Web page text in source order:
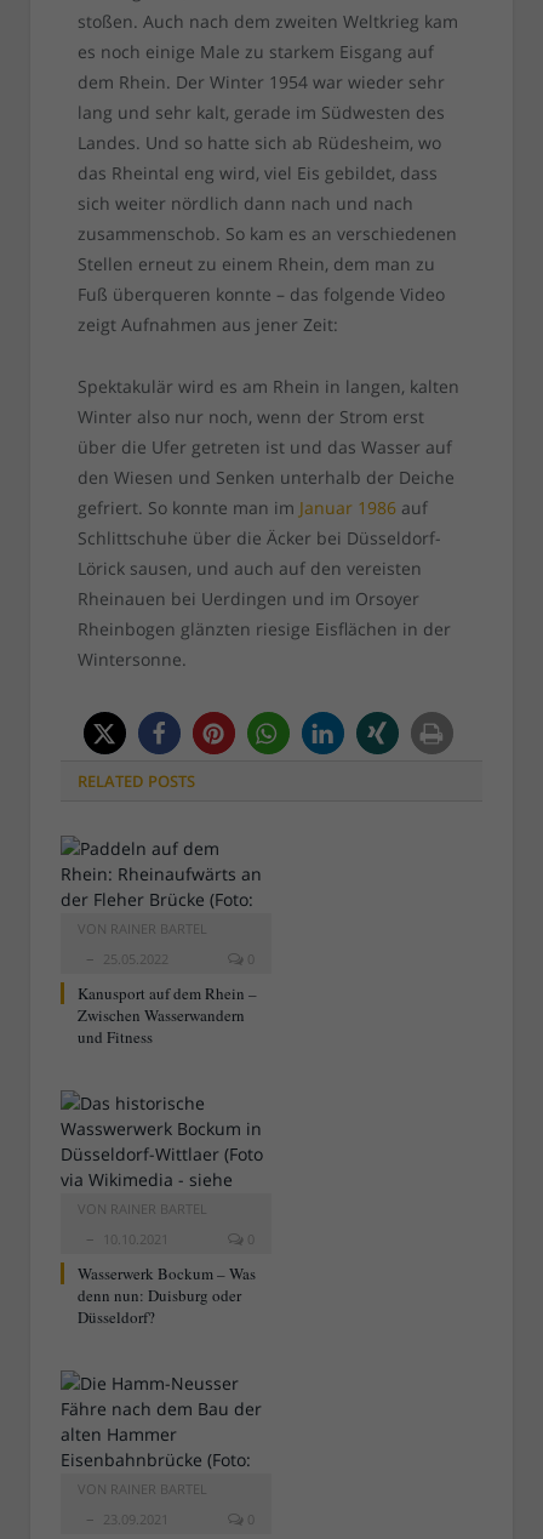
stoßen. Auch nach dem zweiten Weltkrieg kam
es noch einige Male zu starkem Eisgang auf
dem Rhein. Der Winter 1954 war wieder sehr
lang und sehr kalt, gerade im Südwesten des
Landes. Und so hatte sich ab Rüdesheim, wo
das Rheintal eng wird, viel Eis gebildet, dass
sich weiter nördlich dann nach und nach
zusammenschob. So kam es an verschiedenen
Stellen erneut zu einem Rhein, dem man zu
Fuß überqueren konnte – das folgende Video
zeigt Aufnahmen aus jener Zeit:
Spektakulär wird es am Rhein in langen, kalten
Winter also nur noch, wenn der Strom erst
über die Ufer getreten ist und das Wasser auf
den Wiesen und Senken unterhalb der Deiche
gefriert. So konnte man im Januar 1986auf
Schlittschuhe über die Äcker bei Düsseldorf-
Lörick sausen, und auch auf den vereisten
Rheinauen bei Uerdingen und im Orsoyer
Rheinbogen glänzten riesige Eisflächen in der
Wintersonne.
RELATED POSTS
VON RAINER BARTEL
25.05.2022
0
Kanusport auf dem Rhein –
Zwischen Wasserwandern
und Fitness
VON RAINER BARTEL
10.10.2021
0
Wasserwerk Bockum – Was
denn nun: Duisburg oder
Düsseldorf?
VON RAINER BARTEL
23.09.2021
0